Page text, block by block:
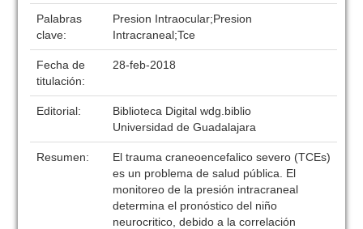
Palabras
clave:
Presion Intraocular;Presion
Intracraneal;Tce
Fecha de
titulación:
28-feb-2018
Editorial:
Biblioteca Digital wdg.biblio
Universidad de Guadalajara
Resumen:
El trauma craneoencefalico severo (TCEs)
es un problema de salud pública. El
monitoreo de la presión intracraneal
determina el pronóstico del niño
neurocritico, debido a la correlación